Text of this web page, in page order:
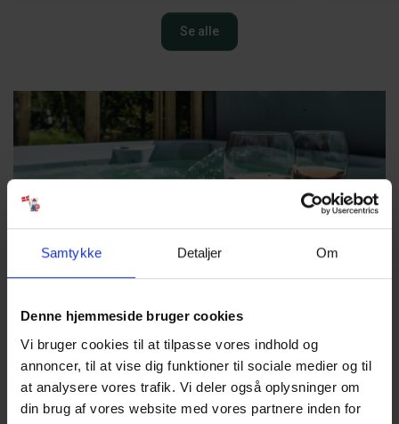
Samtykke Detaljer Om
Denne hjemmeside bruger cookies
Vi bruger cookies til at tilpasse vores indhold og
annoncer, til at vise dig funktioner til sociale medier og til
at analysere vores trafik. Vi deler også oplysninger om
din brug af vores website med vores partnere inden for
Se alle
Sommerhus med spa
Et sommerhus med spa er perfekt, når I bare vil nyde
hinanden og roen. Ideelt til en weekend væk eller en